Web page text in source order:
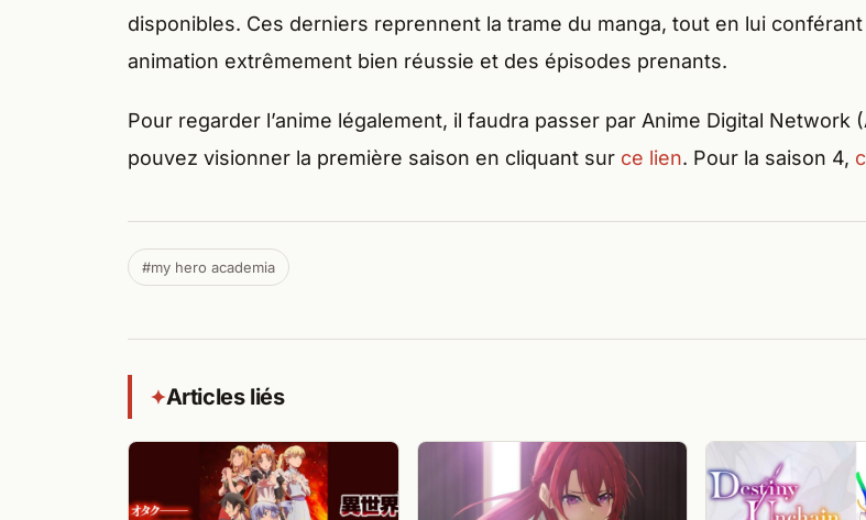
disponibles. Ces derniers reprennent la trame du manga, tout en lui
animation extrêmement bien réussie et des épisodes prenants.
Pour regarder l’anime légalement, il faudra passer par Anime Digital Network
pouvez visionner la première saison en cliquant sur ce lien. Pour la saison 4,
#my hero academia
✦Articles liés